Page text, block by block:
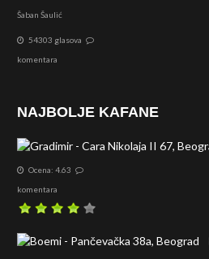
Šaban Šaulić
54303 glasova
komentara
NAJBOLJE KAFANE
Ocena: 4.63
komentara